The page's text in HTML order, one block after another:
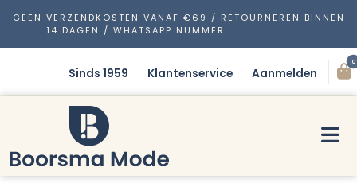
GEEN VERZENDKOSTEN VANAF €69 / RETOURNEREN BINNEN
14 DAGEN / WHATSAPP NUMMER
Sinds 1959 Klantenservice Aanmelden
0